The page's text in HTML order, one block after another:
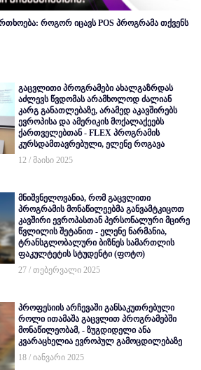
როგორ იცავს POS პროგრამა თქვენს
გაცვლითი პროგრამები ახალგაზრდას
აძლევს წვდომას არამხოლოდ ძალიან
კარგ განათლებაზე, არამედ აკავშირებს
ევროპისა და ამერიკის მოქალაქეებს
ქართველებთან - FLEX პროგრამის
კურსდამთავრებული, ელენე როგავა
12 / მაისი 2025
მნიშვნელოვანია, რომ გაცვლითი
პროგრამის მონაწილეებმა განვამტკიცოთ
კავშირი ევროპასთან პერსონალური მცირე
წვლილის შეტანით - ელენე ნარმანია,
ტრანსგლობალური ბიზნეს სამართლის
ფაკულტეტის სტუდენტი (ფოტო)
27 / თებერვალი 2025
პროფესიის არჩევაში განსაკუთრებული
როლი ითამაშა გაცვლით პროგრამებში
მონაწილეობამ, - ზუგდიდელი ანა
კვარაცხელია ევროპულ გამოცდილებაზე
18 / იანვარი 2025